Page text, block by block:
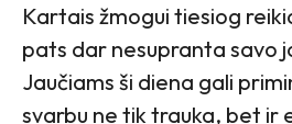
Kartais žmogui tiesiog
pats dar nesupranta savo
Jaučiams ši diena gali
svarbu ne tik trauka, bet ir